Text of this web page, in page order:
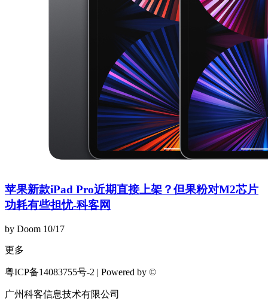
苹果新款iPad Pro近期直接上架？但果粉对M2芯片
功耗有些担忧-科客网
by Doom 10/17
更多
粤ICP备14083755号-2 | Powered by ©
广州科客信息技术有限公司